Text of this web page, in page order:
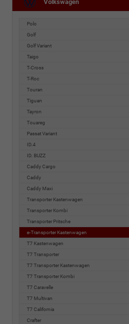
Volkswagen
Polo
Golf
Golf Variant
Taigo
T-Cross
T-Roc
Touran
Tiguan
Tayron
Touareg
Passat Variant
ID.4
ID. BUZZ
Caddy Cargo
Caddy
Caddy Maxi
Transporter Kastenwagen
Transporter Kombi
Transporter Pritsche
e-Transporter Kastenwagen
T7 Kastenwagen
T7 Transporter
T7 Transporter Kastenwagen
T7 Transporter Kombi
T7 Caravelle
T7 Multivan
T7 California
Crafter